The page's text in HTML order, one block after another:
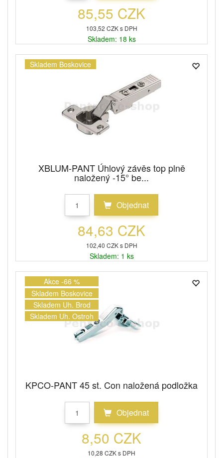
85,55 CZK
103,52 CZK s DPH
Skladem: 18 ks
Skladem Boskovice
XBLUM-PANT Úhlový závěs top plně
naložený -15° be...
Objednat
84,63 CZK
102,40 CZK s DPH
Skladem: 1 ks
Akce -66 %
Skladem Boskovice
Skladem Uh. Brod
Skladem Uh. Ostroh
KPCO-PANT 45 st. Con naložená podložka
Objednat
8,50 CZK
10,28 CZK s DPH